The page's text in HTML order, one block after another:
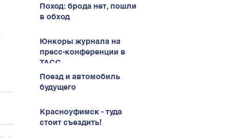
Поход: брода нет, пошли
в обход
Юнкоры журнала на
пресс-конференции в
ТАСС
Поезд и автомобиль
будущего
Красноуфимск - туда
стоит съездить!